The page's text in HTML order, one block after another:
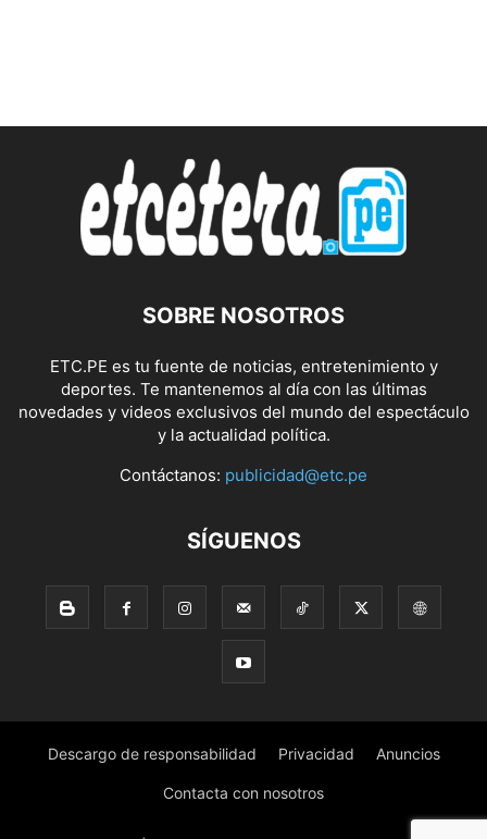
SOBRE NOSOTROS
ETC.PE es tu fuente de noticias, entretenimiento y
deportes. Te mantenemos al día con las últimas
novedades y videos exclusivos del mundo del espectáculo
y la actualidad política.
Contáctanos: publicidad@etc.pe
SÍGUENOS
Descargo de responsabilidad Privacidad Anuncios
Contacta con nosotros